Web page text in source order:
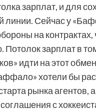
зарплат, и для
линии. Сейчас у
на контрактах,
Потолок зарплат в
идти на этот
хотели бы
рынка агентов,
с